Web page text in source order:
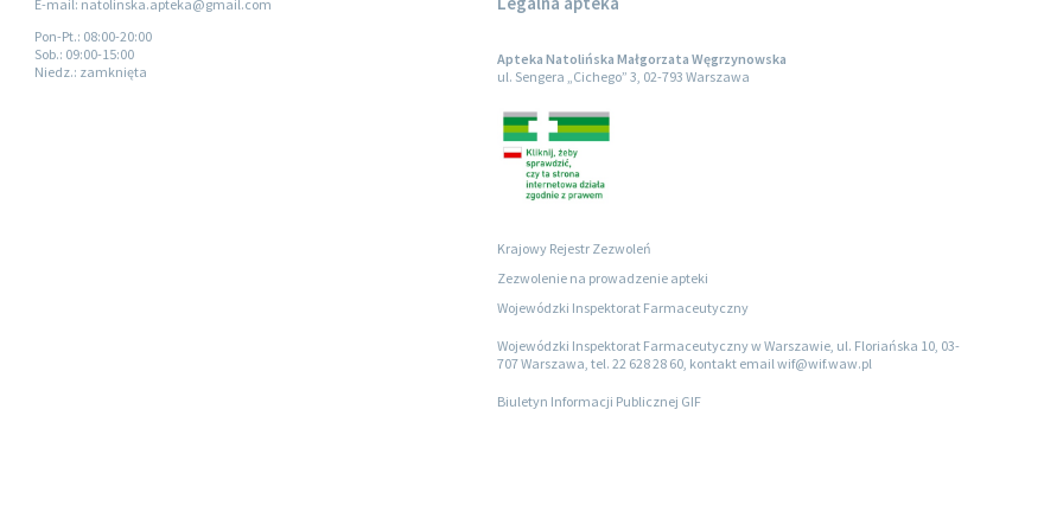
E-mail: natolinska.apteka@gmail.com
Pon-Pt.: 08:00-20:00
Sob.: 09:00-15:00
Niedz.: zamknięta
Apteka Natolińska Małgorzata Węgrzynowska
ul. Sengera „Cichego” 3, 02-793 Warszawa
Krajowy Rejestr Zezwoleń
Zezwolenie na prowadzenie apteki
Wojewódzki Inspektorat Farmaceutyczny
Wojewódzki Inspektorat Farmaceutyczny w Warszawie, ul. Floriańska 10, 03-
707 Warszawa, tel. 22 628 28 60, kontakt email wif@wif.waw.pl
Biuletyn Informacji Publicznej GIF